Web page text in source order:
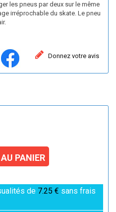
les pneus par deux sur le même
irréprochable du skate. Le pneu
Donnez votre avis
PANIER
de 7.25 € sans frais